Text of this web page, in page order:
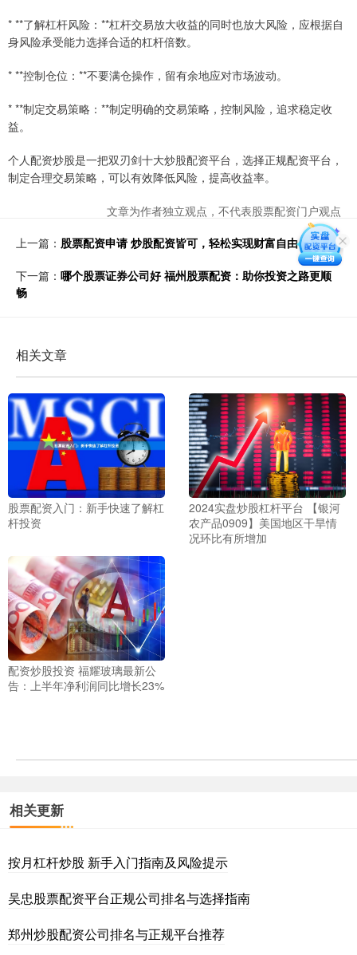
* **了解杠杆风险：**杠杆交易放大收益的同时也放大风险，应根据自
身风险承受能力选择合适的杠杆倍数。
* **控制仓位：**不要满仓操作，留有余地应对市场波动。
* **制定交易策略：**制定明确的交易策略，控制风险，追求稳定收
益。
个人配资炒股是一把双刃剑十大炒股配资平台，选择正规配资平台，
制定合理交易策略，可以有效降低风险，提高收益率。
文章为作者独立观点，不代表股票配资门户观点
上一篇： 股票配资申请 炒股配资皆可，轻松实现财富自由
下一篇： 哪个股票证券公司好 福州股票配资：助你投资之路更顺
畅
相关文章
股票配资入门：新手快速了解杠
杆投资
2024实盘炒股杠杆平台 【银河
农产品0909】美国地区干旱情
况环比有所增加
配资炒股投资 福耀玻璃最新公
告：上半年净利润同比增长23%
相关更新
按月杠杆炒股 新手入门指南及风险提示
吴忠股票配资平台正规公司排名与选择指南
郑州炒股配资公司排名与正规平台推荐